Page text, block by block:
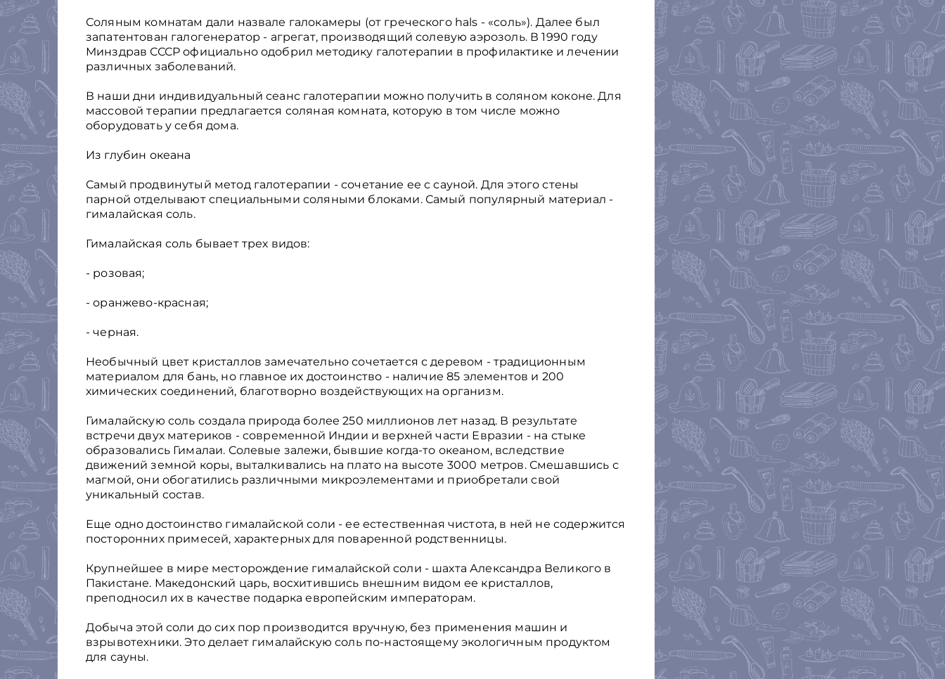
Соляным комнатам дали назвале галокамеры (от греческого hals - «соль»). Далее был
запатентован галогенератор - агрегат, производящий солевую аэрозоль. В 1990 году
Минздрав СССР официально одобрил методику галотерапии в профилактике и лечении
различных заболеваний.
В наши дни индивидуальный сеанс галотерапии можно получить в соляном коконе. Для
массовой терапии предлагается соляная комната, которую в том числе можно
оборудовать у себя дома.
Из глубин океана
Самый продвинутый метод галотерапии - сочетание ее с сауной. Для этого стены
парной отделывают специальными соляными блоками. Самый популярный материал -
гималайская соль.
Гималайская соль бывает трех видов:
- розовая;
- оранжево-красная;
- черная.
Необычный цвет кристаллов замечательно сочетается с деревом - традиционным
материалом для бань, но главное их достоинство - наличие 85 элементов и 200
химических соединений, благотворно воздействующих на организм.
Гималайскую соль создала природа более 250 миллионов лет назад. В результате
встречи двух материков - современной Индии и верхней части Евразии - на стыке
образовались Гималаи. Солевые залежи, бывшие когда-то океаном, вследствие
движений земной коры, выталкивались на плато на высоте 3000 метров. Смешавшись с
магмой, они обогатились различными микроэлементами и приобретали свой
уникальный состав.
Еще одно достоинство гималайской соли - ее естественная чистота, в ней не содержится
посторонних примесей, характерных для поваренной родственницы.
Крупнейшее в мире месторождение гималайской соли - шахта Александра Великого в
Пакистане. Македонский царь, восхитившись внешним видом ее кристаллов,
преподносил их в качестве подарка европейским императорам.
Добыча этой соли до сих пор производится вручную, без применения машин и
взрывотехники. Это делает гималайскую соль по-настоящему экологичным продуктом
для сауны.